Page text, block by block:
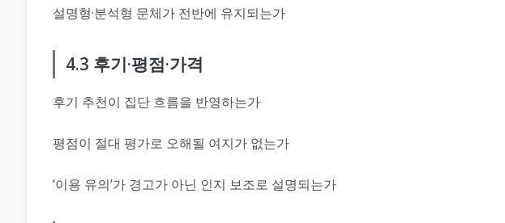
설명형·분석형 문체가 전반에 유지되는가
4.3 후기·평점·가격
후기 추천이 집단 흐름을 반영하는가
평점이 절대 평가로 오해될 여지가 없는가
‘이용 유의’가 경고가 아닌 인지 보조로 설명되는가